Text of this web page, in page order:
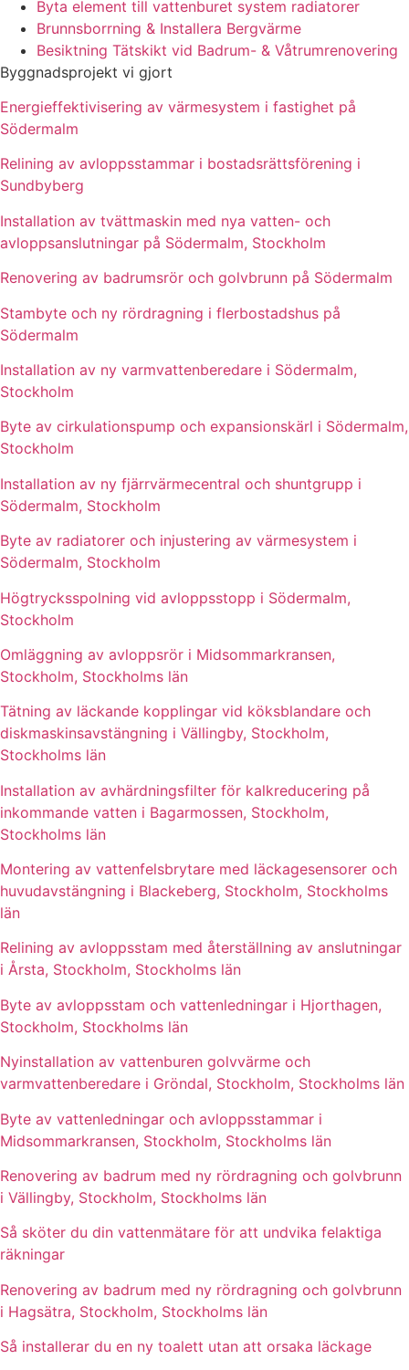
Byta element till vattenburet system radiatorer
Brunnsborrning & Installera Bergvärme
Besiktning Tätskikt vid Badrum- & Våtrumrenovering
Byggnadsprojekt vi gjort
Energieffektivisering av värmesystem i fastighet på
Södermalm
Relining av avloppsstammar i bostadsrättsförening i
Sundbyberg
Installation av tvättmaskin med nya vatten- och
avloppsanslutningar på Södermalm, Stockholm
Renovering av badrumsrör och golvbrunn på Södermalm
Stambyte och ny rördragning i flerbostadshus på
Södermalm
Installation av ny varmvattenberedare i Södermalm,
Stockholm
Byte av cirkulationspump och expansionskärl i Södermalm,
Stockholm
Installation av ny fjärrvärmecentral och shuntgrupp i
Södermalm, Stockholm
Byte av radiatorer och injustering av värmesystem i
Södermalm, Stockholm
Högtrycksspolning vid avloppsstopp i Södermalm,
Stockholm
Omläggning av avloppsrör i Midsommarkransen,
Stockholm, Stockholms län
Tätning av läckande kopplingar vid köksblandare och
diskmaskinsavstängning i Vällingby, Stockholm,
Stockholms län
Installation av avhärdningsfilter för kalkreducering på
inkommande vatten i Bagarmossen, Stockholm,
Stockholms län
Montering av vattenfelsbrytare med läckagesensorer och
huvudavstängning i Blackeberg, Stockholm, Stockholms
län
Relining av avloppsstam med återställning av anslutningar
i Årsta, Stockholm, Stockholms län
Byte av avloppsstam och vattenledningar i Hjorthagen,
Stockholm, Stockholms län
Nyinstallation av vattenburen golvvärme och
varmvattenberedare i Gröndal, Stockholm, Stockholms län
Byte av vattenledningar och avloppsstammar i
Midsommarkransen, Stockholm, Stockholms län
Renovering av badrum med ny rördragning och golvbrunn
i Vällingby, Stockholm, Stockholms län
Så sköter du din vattenmätare för att undvika felaktiga
räkningar
Renovering av badrum med ny rördragning och golvbrunn
i Hagsätra, Stockholm, Stockholms län
Så installerar du en ny toalett utan att orsaka läckage